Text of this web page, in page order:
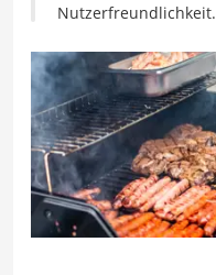
Nutzerfreundlichkeit.